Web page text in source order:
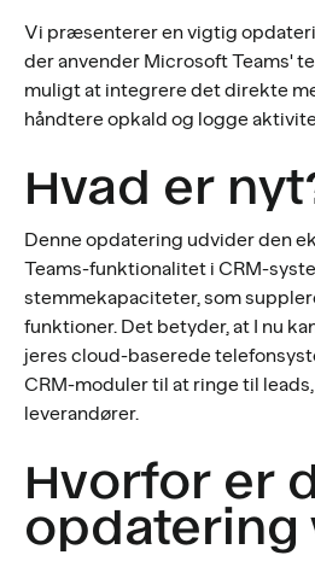
Vi præsenterer en vigtig
der anvender Microsoft Teams'
muligt at integrere det direkte
håndtere opkald og logge
Hvad er
Denne opdatering udvider den
Teams-funktionalitet i CRM-
stemmekapaciteter, som
funktioner. Det betyder, at I nu
jeres cloud-baserede
CRM-moduler til at ringe til
leverandører.
Hvorfor er
opdatering